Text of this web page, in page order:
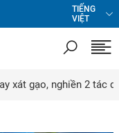
TIẾNG
VIỆT
xát gạo, nghiền 2 tác